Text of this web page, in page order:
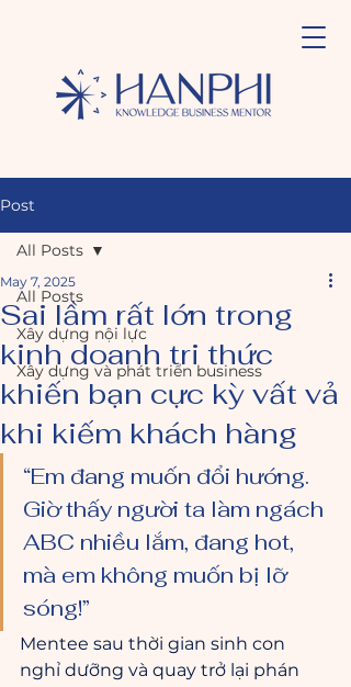
Post
All Posts
Xây dựng nội lực
Xây dựng và phát triển business
All Posts
Sai lầm rất lớn trong
kinh doanh tri thức
khiến bạn cực kỳ vất vả
khi kiếm khách hàng
May 7, 2025
“Em đang muốn đổi hướng.
Giờ thấy người ta làm ngách
ABC nhiều lắm, đang hot,
mà em không muốn bị lỡ
sóng!”
Mentee sau thời gian sinh con
nghỉ dưỡng và quay trở lại phán